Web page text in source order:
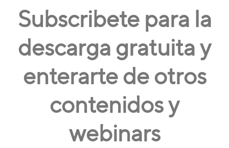
Subscribete para la
descarga gratuita y
enterarte de otros
contenidos y
webinars